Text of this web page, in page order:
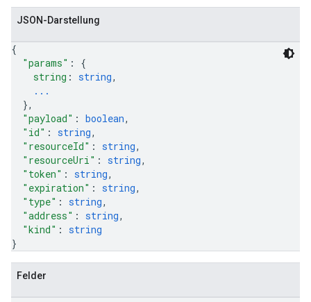
JSON-Darstellung
{
"params" : {
string : string,
...
},
"payload" : boolean,
"id" : string,
"resourceId" : string,
"resourceUri" : string,
"token" : string,
"expiration" : string,
"type" : string,
"address" : string,
"kind" : string
}
Felder